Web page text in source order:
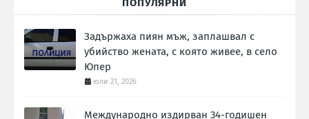
ПОПУЛЯРНИ
Задържаха пиян мъж, заплашвал с
убийство жената, с която живее, в село
Юпер
юли 21, 2026
Международно издирван 34-годишен